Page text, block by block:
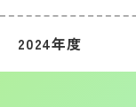
2024年度